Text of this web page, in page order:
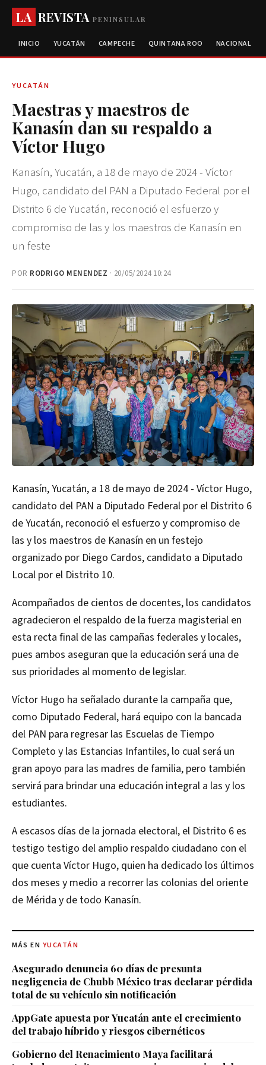
LA REVISTAPENINSULAR
INICIO YUCATÁN CAMPECHE QUINTANA ROO NACIONAL
YUCATÁN
Maestras y maestros de
Kanasín dan su respaldo a
Víctor Hugo
Kanasín, Yucatán, a 18 de mayo de 2024 - Víctor
Hugo, candidato del PAN a Diputado Federal por el
Distrito 6 de Yucatán, reconoció el esfuerzo y
compromiso de las y los maestros de Kanasín en
un feste
POR RODRIGO MENENDEZ · 20/05/2024 10:24
Kanasín, Yucatán, a 18 de mayo de 2024 - Víctor Hugo,
candidato del PAN a Diputado Federal por el Distrito 6
de Yucatán, reconoció el esfuerzo y compromiso de
las y los maestros de Kanasín en un festejo
organizado por Diego Cardos, candidato a Diputado
Local por el Distrito 10.
Acompañados de cientos de docentes, los candidatos
agradecieron el respaldo de la fuerza magisterial en
esta recta final de las campañas federales y locales,
pues ambos aseguran que la educación será una de
sus prioridades al momento de legislar.
Víctor Hugo ha señalado durante la campaña que,
como Diputado Federal, hará equipo con la bancada
del PAN para regresar las Escuelas de Tiempo
Completo y las Estancias Infantiles, lo cual será un
gran apoyo para las madres de familia, pero también
servirá para brindar una educación integral a las y los
estudiantes.
A escasos días de la jornada electoral, el Distrito 6 es
testigo testigo del amplio respaldo ciudadano con el
que cuenta Víctor Hugo, quien ha dedicado los últimos
dos meses y medio a recorrer las colonias del oriente
de Mérida y de todo Kanasín.
MÁS EN YUCATÁN
Asegurado denuncia 60 días de presunta
negligencia de Chubb México tras declarar pérdida
total de su vehículo sin notificación
AppGate apuesta por Yucatán ante el crecimiento
del trabajo híbrido y riesgos cibernéticos
Gobierno del Renacimiento Maya facilitará